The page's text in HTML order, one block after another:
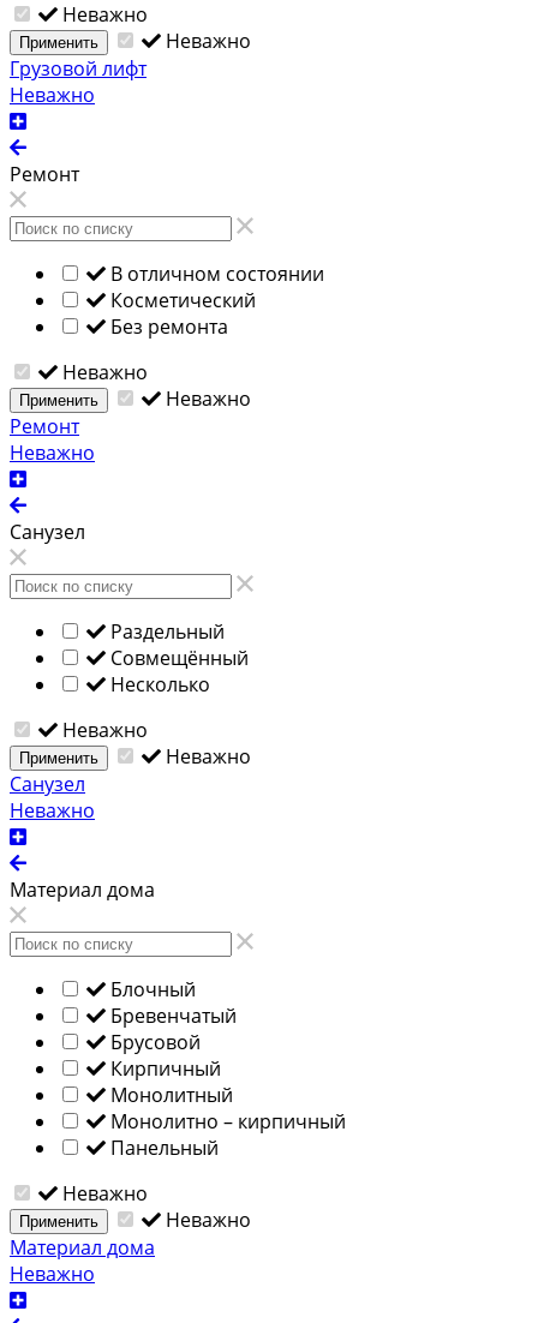
Неважно
Применить
Неважно
Грузовой лифт
Неважно
Ремонт
В отличном состоянии
Косметический
Без ремонта
Неважно
Применить
Неважно
Ремонт
Неважно
Санузел
Раздельный
Совмещённый
Несколько
Неважно
Применить
Неважно
Санузел
Неважно
Материал дома
Блочный
Бревенчатый
Брусовой
Кирпичный
Монолитный
Монолитно – кирпичный
Панельный
Неважно
Применить
Неважно
Материал дома
Неважно